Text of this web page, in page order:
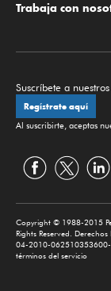
Trabaja con
Suscríbete a nuestros
Regístrate aquí
Al suscribirte, aceptas
Copyright © 1988-2015
Rights Reserved.
04-2010-062510353600-
términos del servicio